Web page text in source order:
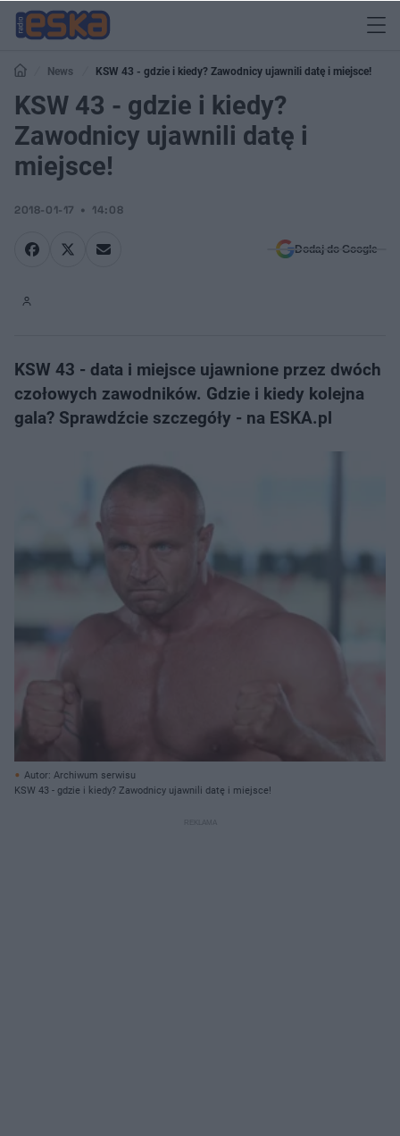
News KSW 43 - gdzie i kiedy? Zawodnicy ujawnili datę i miejsce!
KSW 43 - gdzie i kiedy?
Zawodnicy ujawnili datę i
miejsce!
2018-01-17 14:08
Dodaj do Google
KSW 43 - data i miejsce ujawnione przez dwóch
czołowych zawodników. Gdzie i kiedy kolejna
gala? Sprawdźcie szczegóły - na ESKA.pl
Autor: Archiwum serwisu
KSW 43 - gdzie i kiedy? Zawodnicy ujawnili datę i miejsce!